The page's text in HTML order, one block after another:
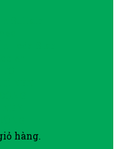
hàng.
Lode Star